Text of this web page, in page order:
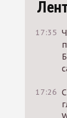
17:35
17:26